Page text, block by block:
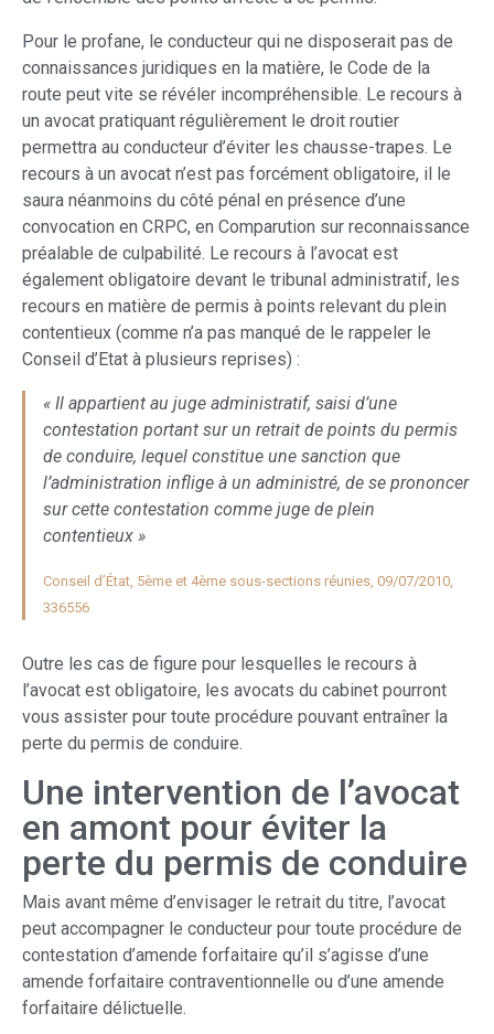
Pour le profane, le conducteur qui ne disposerait pas de
connaissances juridiques en la matière, le Code de la
route peut vite se révéler incompréhensible. Le recours à
un avocat pratiquant régulièrement le droit routier
permettra au conducteur d’éviter les chausse-trapes. Le
recours à un avocat n’est pas forcément obligatoire, il le
saura néanmoins du côté pénal en présence d’une
convocation en CRPC, en Comparution sur reconnaissance
préalable de culpabilité. Le recours à l’avocat est
également obligatoire devant le tribunal administratif, les
recours en matière de permis à points relevant du plein
contentieux (comme n’a pas manqué de le rappeler le
Conseil d’Etat à plusieurs reprises) :
« Il appartient au juge administratif, saisi d’une
contestation portant sur un retrait de points du permis
de conduire, lequel constitue une sanction que
l’administration inflige à un administré, de se prononcer
sur cette contestation comme juge de plein
contentieux »
Conseil d’État, 5ème et 4ème sous-sections réunies, 09/07/2010,
336556
Outre les cas de figure pour lesquelles le recours à
l’avocat est obligatoire, les avocats du cabinet pourront
vous assister pour toute procédure pouvant entraîner la
perte du permis de conduire.
Une intervention de l’avocat
en amont pour éviter la
perte du permis de conduire
Mais avant même d’envisager le retrait du titre, l’avocat
peut accompagner le conducteur pour toute procédure de
contestation d’amende forfaitaire qu’il s’agisse d’une
amende forfaitaire contraventionnelle ou d’une amende
forfaitaire délictuelle.